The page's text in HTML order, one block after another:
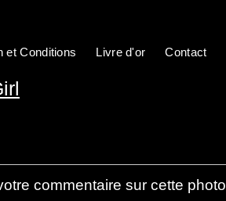
et Conditions Livre d'or Contact
commentaire sur cette photo